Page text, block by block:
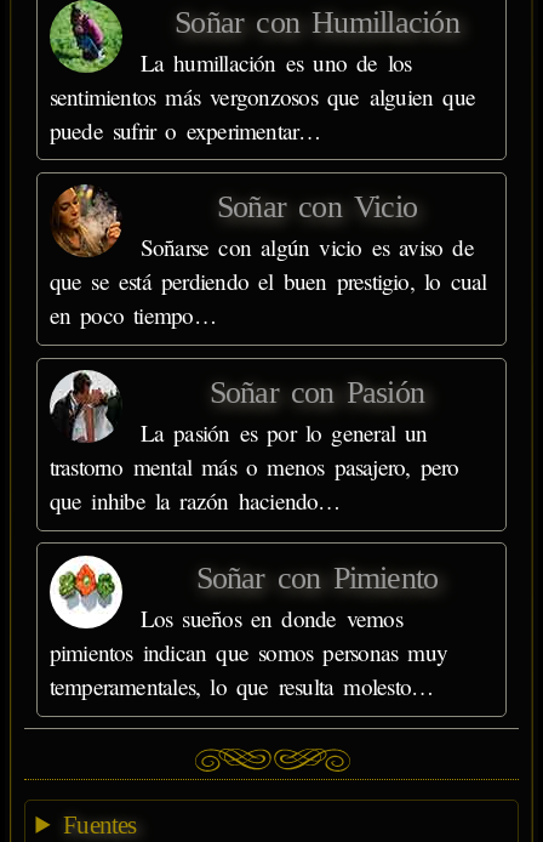
Soñar con Humillación
La humillación es uno de los
sentimientos más vergonzosos que alguien que
puede sufrir o experimentar…
Soñar con Vicio
Soñarse con algún vicio es aviso de
que se está perdiendo el buen prestigio, lo cual
en poco tiempo…
Soñar con Pasión
La pasión es por lo general un
trastorno mental más o menos pasajero, pero
que inhibe la razón haciendo…
Soñar con Pimiento
Los sueños en donde vemos
pimientos indican que somos personas muy
temperamentales, lo que resulta molesto…
Fuentes